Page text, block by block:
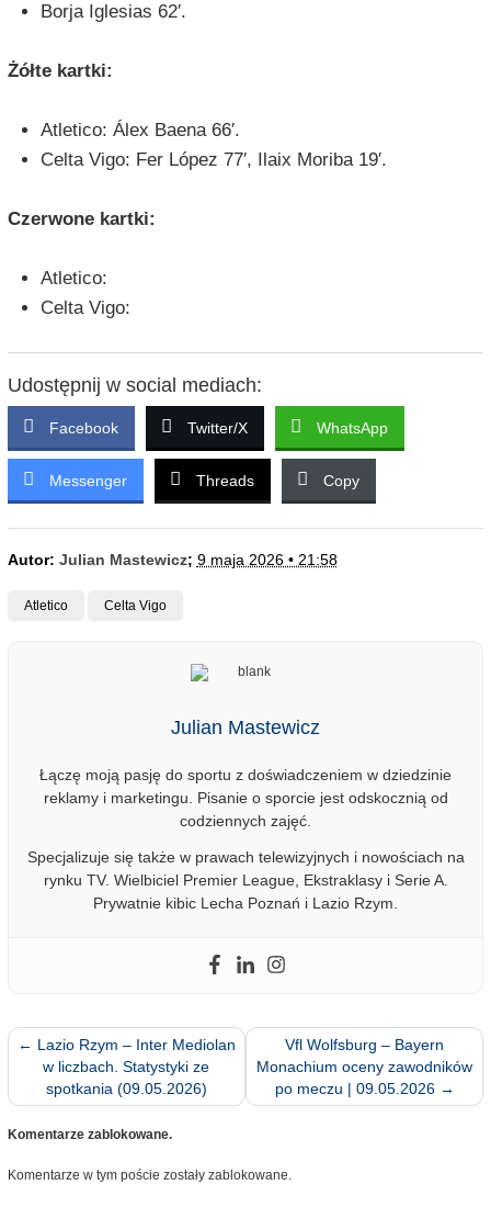
Borja Iglesias 62′.
Żółte kartki:
Atletico: Álex Baena 66′.
Celta Vigo: Fer López 77′, Ilaix Moriba 19′.
Czerwone kartki:
Atletico:
Celta Vigo:
Udostępnij w social mediach:
Facebook Twitter/X WhatsApp
Messenger Threads Copy
Autor: Julian Mastewicz; 9 maja 2026 • 21:58
Atletico Celta Vigo
Julian Mastewicz
Łączę moją pasję do sportu z doświadczeniem w dziedzinie
reklamy i marketingu. Pisanie o sporcie jest odskocznią od
codziennych zajęć.
Specjalizuje się także w prawach telewizyjnych i nowościach na
rynku TV. Wielbiciel Premier League, Ekstraklasy i Serie A.
Prywatnie kibic Lecha Poznań i Lazio Rzym.
← Lazio Rzym – Inter Mediolan
w liczbach. Statystyki ze
spotkania (09.05.2026)
Vfl Wolfsburg – Bayern
Monachium oceny zawodników
po meczu | 09.05.2026 →
Komentarze zablokowane.
Komentarze w tym poście zostały zablokowane.